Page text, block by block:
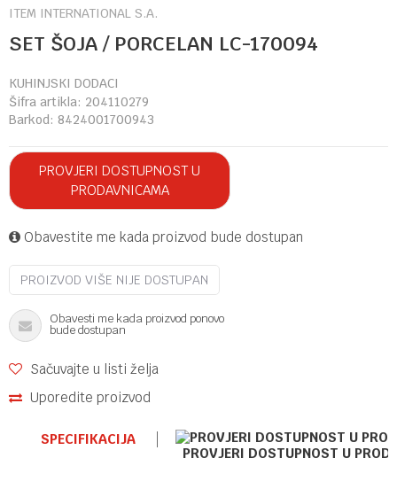
ITEM INTERNATIONAL S.A.
SET ŠOJA / PORCELAN LC-170094
KUHINJSKI DODACI
Šifra artikla: 204110279
Barkod: 8424001700943
PROVJERI DOSTUPNOST U
PRODAVNICAMA
Obavestite me kada proizvod bude dostupan
PROIZVOD VIŠE NIJE DOSTUPAN
Obavesti me kada proizvod ponovo
bude dostupan
Sačuvajte u listi želja
Uporedite proizvod
SPECIFIKACIJA
PROVJERI DOSTUPNOST U